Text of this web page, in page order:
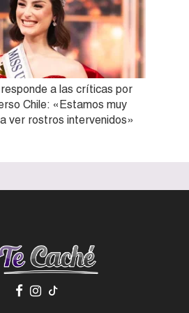
a las críticas por
Chile: «Estamos muy
ver rostros intervenidos»